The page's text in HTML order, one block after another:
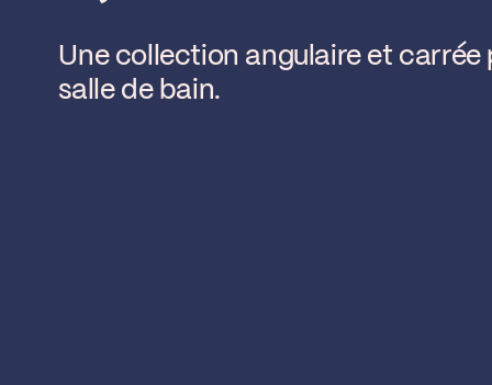
Une collection angulaire et carrée
salle de bain.